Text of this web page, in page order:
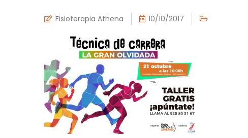
Fisioterapia Athena 10/10/2017